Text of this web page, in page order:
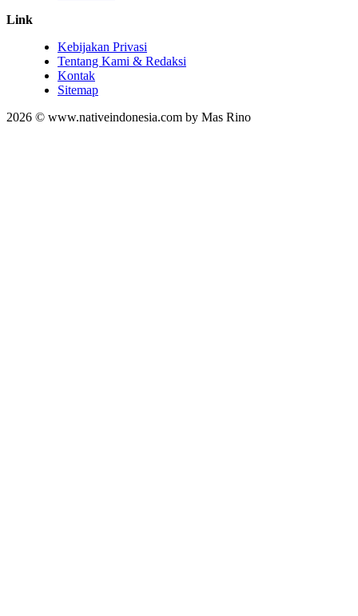
Link
Kebijakan Privasi
Tentang Kami & Redaksi
Kontak
Sitemap
2026 © www.nativeindonesia.com by Mas Rino